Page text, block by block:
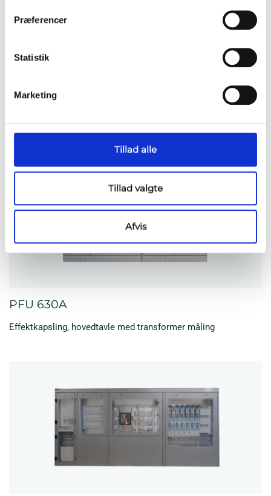
Præferencer
Statistik
Marketing
Tillad alle
Tillad valgte
Afvis
Én leverandør = ét ansvar
Let's talk
Relaterede produkter
PFU 630A
Effektkapsling, hovedtavle med transformer måling